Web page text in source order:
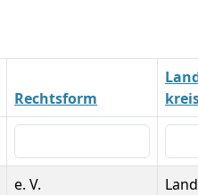
Rechtsform
e. V.